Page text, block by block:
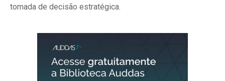
tomada de decisão estratégica.